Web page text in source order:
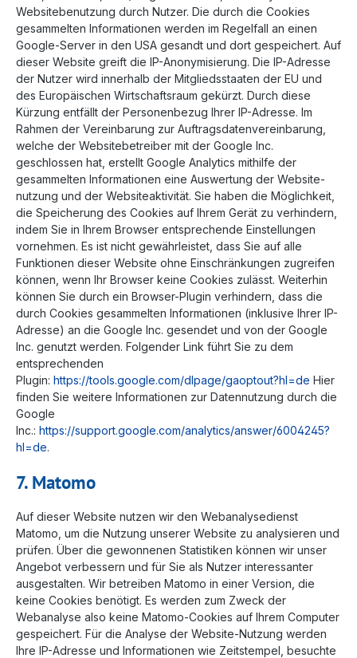
Websitebenutzung durch Nutzer. Die durch die Cookies
gesammelten Informationen werden im Regelfall an einen
Google-Server in den USA gesandt und dort gespeichert. Auf
dieser Website greift die IP-Anonymisierung. Die IP-Adresse
der Nutzer wird innerhalb der Mitgliedsstaaten der EU und
des Europäischen Wirtschaftsraum gekürzt. Durch diese
Kürzung entfällt der Personenbezug Ihrer IP-Adresse. Im
Rahmen der Vereinbarung zur Auftragsdatenvereinbarung,
welche der Websitebetreiber mit der Google Inc.
geschlossen hat, erstellt Google Analytics mithilfe der
gesammelten Informationen eine Auswertung der Website-
nutzung und der Websiteaktivität. Sie haben die Möglichkeit,
die Speicherung des Cookies auf Ihrem Gerät zu verhindern,
indem Sie in Ihrem Browser entsprechende Einstellungen
vornehmen. Es ist nicht gewährleistet, dass Sie auf alle
Funktionen dieser Website ohne Einschränkungen zugreifen
können, wenn Ihr Browser keine Cookies zulässt. Weiterhin
können Sie durch ein Browser-Plugin verhindern, dass die
durch Cookies gesammelten Informationen (inklusive Ihrer IP-
Adresse) an die Google Inc. gesendet und von der Google
Inc. genutzt werden. Folgender Link führt Sie zu dem
entsprechenden
Plugin: https://tools.google.com/dlpage/gaoptout?hl=de Hier
finden Sie weitere Informationen zur Datennutzung durch die
Google
Inc.: https://support.google.com/analytics/answer/6004245?
hl=de.
7. Matomo
Auf dieser Website nutzen wir den Webanalysedienst
Matomo, um die Nutzung unserer Website zu analysieren und
prüfen. Über die gewonnenen Statistiken können wir unser
Angebot verbessern und für Sie als Nutzer interessanter
ausgestalten. Wir betreiben Matomo in einer Version, die
keine Cookies benötigt. Es werden zum Zweck der
Webanalyse also keine Matomo-Cookies auf Ihrem Computer
gespeichert. Für die Analyse der Website-Nutzung werden
Ihre IP-Adresse und Informationen wie Zeitstempel, besuchte